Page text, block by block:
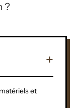
?
et